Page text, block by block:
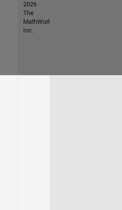
2026
The
MathWorks,
Inc.